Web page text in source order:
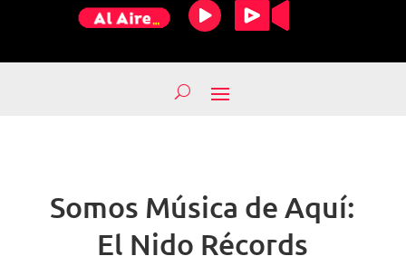
Somos Música de Aquí:
El Nido Récords